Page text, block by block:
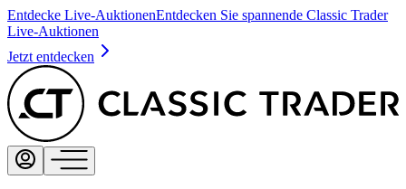
Entdecke Live-AuktionenEntdecken Sie spannende Classic Trader
Live-Auktionen
Jetzt entdecken